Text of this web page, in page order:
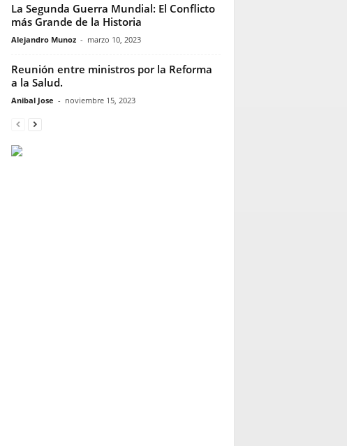
La Segunda Guerra Mundial: El Conflicto
más Grande de la Historia
Alejandro Munoz - marzo 10, 2023
Reunión entre ministros por la Reforma
a la Salud.
Anibal Jose - noviembre 15, 2023